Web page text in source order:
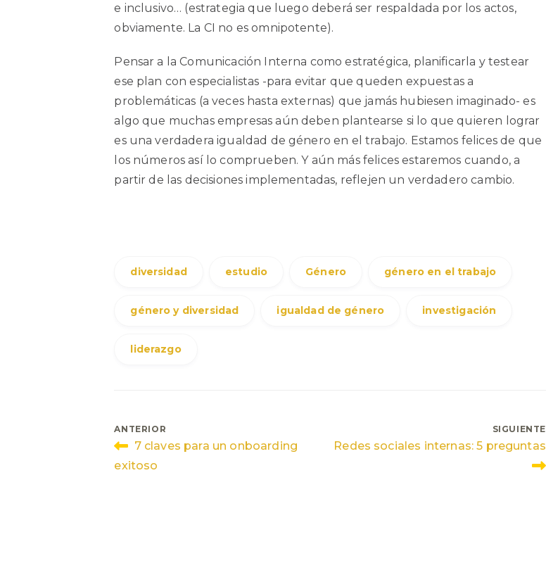
e inclusivo… (estrategia que luego deberá ser respaldada por los actos,
obviamente. La CI no es omnipotente).
Pensar a la Comunicación Interna como estratégica, planificarla y testear
ese plan con especialistas -para evitar que queden expuestas a
problemáticas (a veces hasta externas) que jamás hubiesen imaginado- es
algo que muchas empresas aún deben plantearse si lo que quieren lograr
es una verdadera igualdad de género en el trabajo. Estamos felices de que
los números así lo comprueben. Y aún más felices estaremos cuando, a
partir de las decisiones implementadas, reflejen un verdadero cambio.
diversidad estudio Género género en el trabajo
género y diversidad igualdad de género investigación
liderazgo
Navegación
de
ANTERIOR
7 claves para un onboarding
exitoso
SIGUIENTE
Redes sociales internas: 5 preguntas